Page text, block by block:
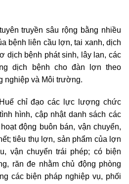
truyền sâu rộng bằng nhiều
bệnh liên cầu lợn, tai xanh, dịch
dịch bệnh phát sinh, lây lan, các
dịch bệnh cho đàn lợn theo
nghiệp và Môi trường.
chỉ đạo các lực lượng chức
hình, cập nhật danh sách các
động buôn bán, vận chuyển,
tiêu thụ lợn, sản phẩm của lợn
vận chuyển trái phép; có biện
răn đe nhằm chủ động phòng
các biện pháp nghiệp vụ, phối